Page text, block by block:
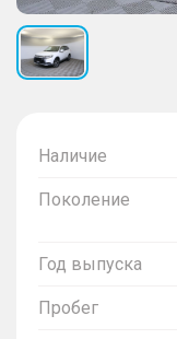
Наличие
Поколение
Год выпуска
Пробег